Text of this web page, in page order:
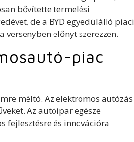
bővítette termelési
de a BYD egyedülálló piaci
előnyt szerezzen.
piac
méltó. Az elektromos autózás
Az autóipar egésze
fejlesztésre és innovációra